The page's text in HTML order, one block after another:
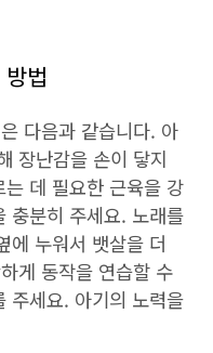
법
다음과 같습니다. 아
장난감을 손이 닿지
데 필요한 근육을 강
충분히 주세요. 노래를
에 누워서 뱃살을 더
게 동작을 연습할 수
주세요. 아기의 노력을